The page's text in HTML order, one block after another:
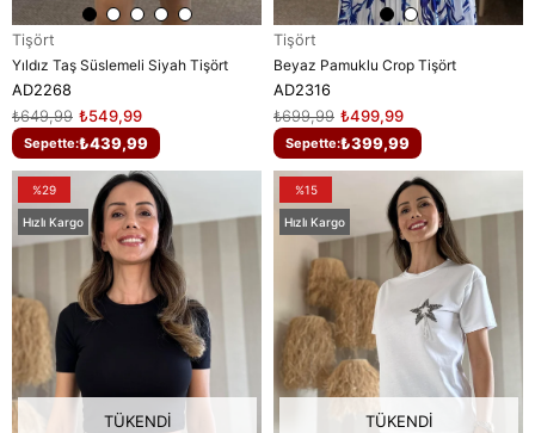
Tişört
Yıldız Taş Süslemeli Siyah Tişört
AD2268
₺549,99
₺649,99
Sepette:₺439,99
Tişört
Beyaz Pamuklu Crop Tişört
AD2316
₺499,99
₺699,99
Sepette:₺399,99
TÜKENDI
%29
Hızlı Kargo
TÜKENDI
%15
Hızlı Kargo